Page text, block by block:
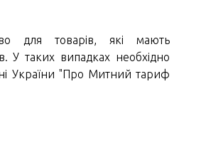
для товарів, які мають
У таких випадках необхідно
України "Про Митний тариф